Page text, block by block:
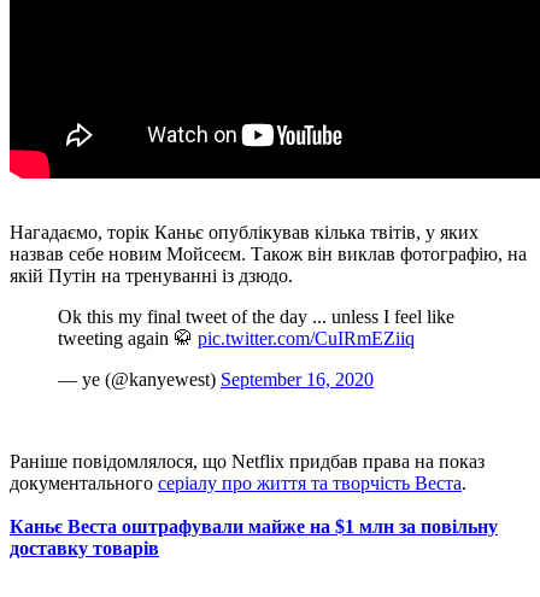
Нагадаємо, торік Каньє опублікував кілька твітів, у яких
назвав себе новим Мойсеєм. Також він виклав фотографію, на
якій Путін на тренуванні із дзюдо.
Ok this my final tweet of the day ... unless I feel like
tweeting again 🥋 pic.twitter.com/CuIRmEZiiq
— ye (@kanyewest) September 16, 2020
Раніше повідомлялося, що Netflix придбав права на показ
документального серіалу про життя та творчість Веста.
Каньє Веста оштрафували майже на $1 млн за повільну
доставку товарів